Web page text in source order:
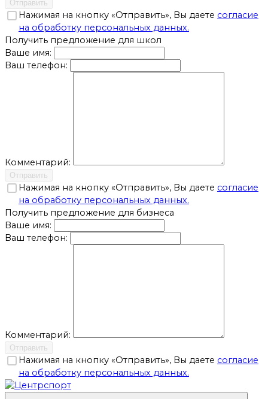
Отправить
Нажимая на кнопку «Отправить», Вы даете согласие
на обработку персональных данных.
Получить предложение для школ
Ваше имя:
Ваш телефон:
Комментарий:
Отправить
Нажимая на кнопку «Отправить», Вы даете согласие
на обработку персональных данных.
Получить предложение для бизнеса
Ваше имя:
Ваш телефон:
Комментарий:
Отправить
Нажимая на кнопку «Отправить», Вы даете согласие
на обработку персональных данных.